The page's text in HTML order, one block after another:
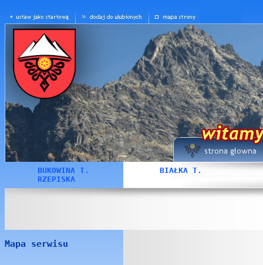
BUKOWINA T.
BIAŁKA T.
RZEPISKA
Mapa serwisu